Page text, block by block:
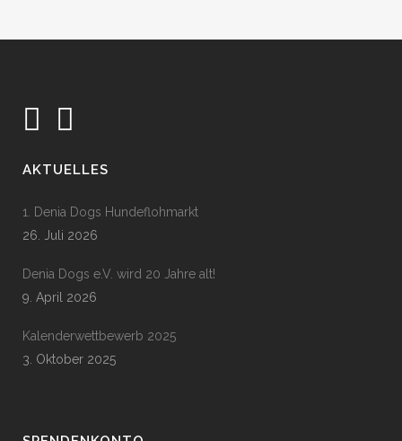
AKTUELLES
1. Denia Dogs Hundeflohmarkt
26. Juli 2026
Denia Dogs e.V. wird 20 Jahre alt!
9. April 2026
Kalenderwettbewerb 2025
3. Oktober 2025